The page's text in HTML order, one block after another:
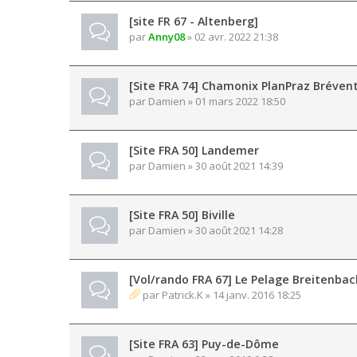
[site FR 67 - Altenberg]
parAnny08» 02 avr. 2022 21:38
[Site FRA 74] Chamonix PlanPraz Brévent
par Damien » 01 mars 2022 18:50
[Site FRA 50] Landemer
par Damien » 30 août 2021 14:39
[Site FRA 50] Biville
par Damien » 30 août 2021 14:28
[Vol/rando FRA 67] Le Pelage
par Patrick.K» 14 janv. 2016 18:25
[Site FRA 63] Puy-de-Dôme